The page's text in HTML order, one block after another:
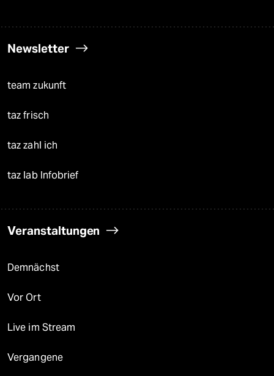
Newsletter
team zukunft
taz frisch
taz zahl ich
taz lab Infobrief
Veranstaltungen
Demnächst
Vor Ort
Live im Stream
Vergangene